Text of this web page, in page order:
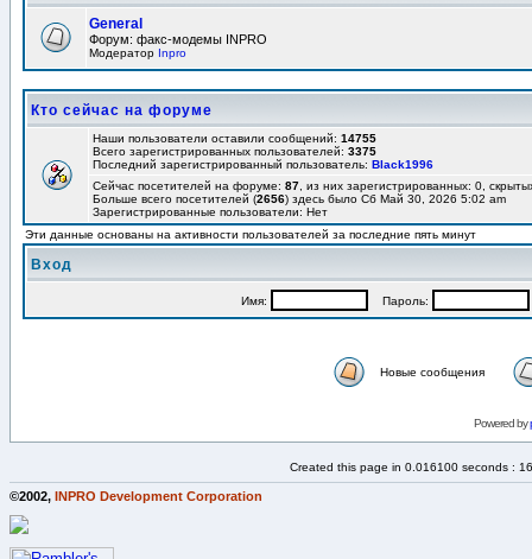
General
Форум: факс-модемы INPRO
Модератор Inpro
Кто сейчас на форуме
Наши пользователи оставили сообщений: 14755
Всего зарегистрированных пользователей: 3375
Последний зарегистрированный пользователь: Black1996
Сейчас посетителей на форуме: 87 , из них зарегистрированных: 0,
Больше всего посетителей (2656) здесь было Сб Май 30, 2026 5:02 am
Зарегистрированные пользователи: Нет
Эти данные основаны на активности пользователей за последние пять минут
Вход
Имя: Пароль:
Новые сообщения
Powered by
Created this page in 0.016100 seconds :
©2002, INPRO Development Corporation